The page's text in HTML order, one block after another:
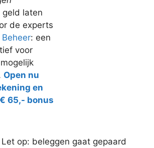
geld laten
de experts
: een
voor
Open nu
en
65,- bonus
op: beleggen gaat gepaard